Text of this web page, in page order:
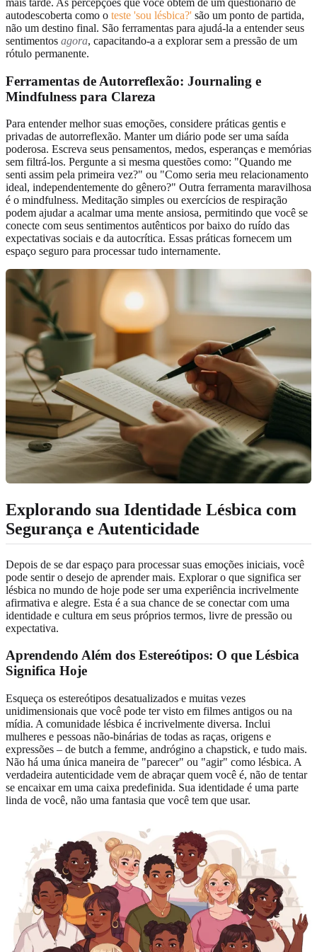
autodescoberta como o teste 'sou lésbica?' são um ponto de partida,
não um destino final. São ferramentas para ajudá-la a entender seus
sentimentos agora, capacitando-a a explorar sem a pressão de um
rótulo permanente.
Ferramentas de Autorreflexão: Journaling e
Mindfulness para Clareza
Para entender melhor suas emoções, considere práticas gentis e
privadas de autorreflexão. Manter um diário pode ser uma saída
poderosa. Escreva seus pensamentos, medos, esperanças e memórias
sem filtrá-los. Pergunte a si mesma questões como: "Quando me
senti assim pela primeira vez?" ou "Como seria meu relacionamento
ideal, independentemente do gênero?" Outra ferramenta maravilhosa
é o mindfulness. Meditação simples ou exercícios de respiração
podem ajudar a acalmar uma mente ansiosa, permitindo que você se
conecte com seus sentimentos autênticos por baixo do ruído das
expectativas sociais e da autocrítica. Essas práticas fornecem um
espaço seguro para processar tudo internamente.
Explorando sua Identidade Lésbica com
Segurança e Autenticidade
Depois de se dar espaço para processar suas emoções iniciais, você
pode sentir o desejo de aprender mais. Explorar o que significa ser
lésbica no mundo de hoje pode ser uma experiência incrivelmente
afirmativa e alegre. Esta é a sua chance de se conectar com uma
identidade e cultura em seus próprios termos, livre de pressão ou
expectativa.
Aprendendo Além dos Estereótipos: O que Lésbica
Significa Hoje
Esqueça os estereótipos desatualizados e muitas vezes
unidimensionais que você pode ter visto em filmes antigos ou na
mídia. A comunidade lésbica é incrivelmente diversa. Inclui
mulheres e pessoas não-binárias de todas as raças, origens e
expressões – de butch a femme, andrógino a chapstick, e tudo mais.
Não há uma única maneira de "parecer" ou "agir" como lésbica. A
verdadeira autenticidade vem de abraçar quem você é, não de tentar
se encaixar em uma caixa predefinida. Sua identidade é uma parte
linda de você, não uma fantasia que você tem que usar.